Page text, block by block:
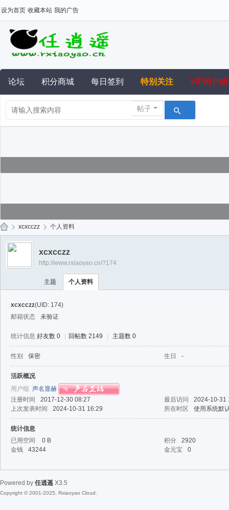
设为首页 收藏本站 我的广告
论坛 积分商城 每日签到 特别关注 VIP用户组
帖子
任
遥
› xcxcczz › 个人资料
xcxcczz
http://www.rxiaoyao.cn/?174
主题 个人资料
xcxcczz(UID: 174)
邮箱状态
未验证
统计信息 好友数 0 回帖数 2149 主题数 0
性别 保密 生日 -
活跃概况
用户组 声名显赫
注册时间
2017-12-30 08:27 最后访问
2024-10-31
上次发表时间
2024-10-31 16:29 所在时区 使用系统默
统计信息
已用空间
0 B 积分
2920
金钱
43244 金元宝 0
Powered by 任逍遥 X3.5
Copyright © 2001-2025, Rxiaoyao Cloud.